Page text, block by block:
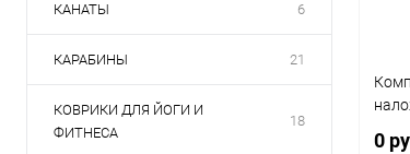
КАНАТЫ 6
КАРАБИНЫ 21
КОВРИКИ ДЛЯ ЙОГИ И
ФИТНЕСА
18
0